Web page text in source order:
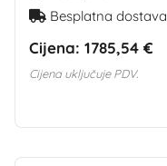
Besplatna dostava
Cijena: 1785,54 €
Cijena uključuje PDV.